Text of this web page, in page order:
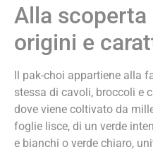
Alla
origini e
Il pak-choi appartiene alla
stessa di cavoli, broccoli e
dove viene coltivato da
foglie lisce, di un verde
e bianchi o verde chiaro,